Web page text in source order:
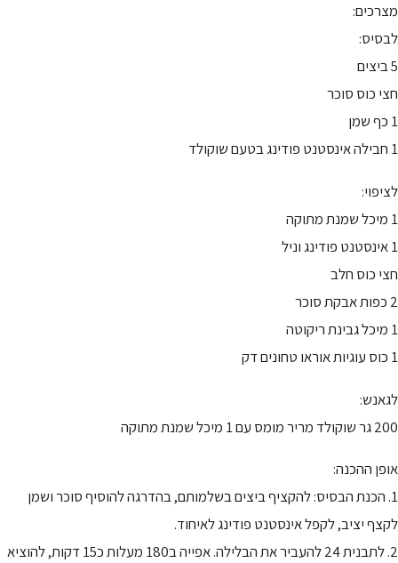
מצרכים:
לבסיס:
5 ביצים
חצי כוס סוכר
1 כף שמן
1 חבילה אינסטנט פודינג בטעם שוקולד
לציפוי:
1 מיכל שמנת מתוקה
1 אינסטנט פודינג וניל
חצי כוס חלב
2 כפות אבקת סוכר
1 מיכל גבינת ריקוטה
1 כוס עוגיות אוראו טחונים דק
לגאנש:
200 גר שוקולד מריר מומס עם 1 מיכל שמנת מתוקה
אופן ההכנה:
1. הכנת הבסיס: להקציף ביצים בשלמותם, בהדרגה להוסיף סוכר ושמן
לקצף יציב, לקפל אינסטנט פודינג לאיחוד.
2. לתבנית 24 להעביר את הבלילה. אפייה ב180 מעלות כ15 דקות, להוציא